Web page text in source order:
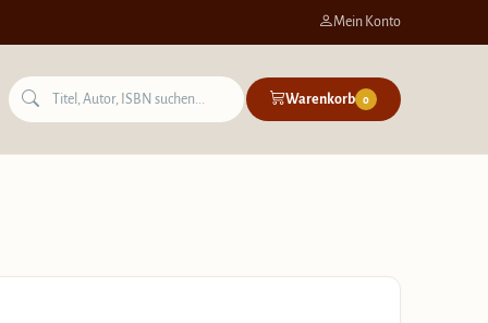
Mein Konto
Warenkorb 0